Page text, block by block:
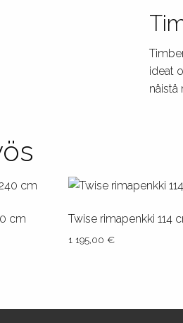
ideat
näistä
cm Twise rimapenkki 114
1 195,00 €
useampi